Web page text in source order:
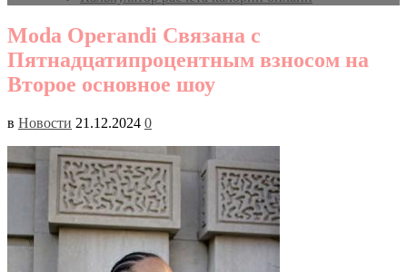
Moda Operandi Связана с
Пятнадцатипроцентным взносом на
Второе основное шоу
в Новости 21.12.2024 0